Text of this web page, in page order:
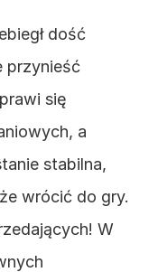
dość
przynieść
się
a
stabilna,
wrócić do gry.
W